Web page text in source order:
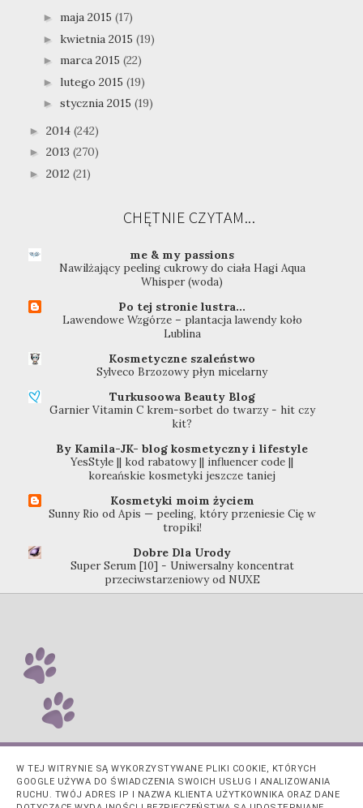
► maja 2015 (17)
► kwietnia 2015 (19)
► marca 2015 (22)
► lutego 2015 (19)
► stycznia 2015 (19)
► 2014 (242)
► 2013 (270)
► 2012 (21)
CHĘTNIE CZYTAM...
me & my passions
Nawilżający peeling cukrowy do ciała Hagi Aqua
Whisper (woda)
Po tej stronie lustra...
Lawendowe Wzgórze – plantacja lawendy koło
Lublina
Kosmetyczne szaleństwo
Sylveco Brzozowy płyn micelarny
Turkusoowa Beauty Blog
Garnier Vitamin C krem-sorbet do twarzy - hit czy
kit?
By Kamila-JK- blog kosmetyczny i lifestyle
YesStyle || kod rabatowy || influencer code ||
koreańskie kosmetyki jeszcze taniej
Kosmetyki moim życiem
Sunny Rio od Apis — peeling, który przeniesie Cię w
tropiki!
Dobre Dla Urody
Super Serum [10] - Uniwersalny koncentrat
przeciwstarzeniowy od NUXE
W TEJ WITRYNIE SĄ WYKORZYSTYWANE PLIKI COOKIE, KTÓRYCH
GOOGLE UŻYWA DO ŚWIADCZENIA SWOICH USŁUG I ANALIZOWANIA
RUCHU. TWÓJ ADRES IP I NAZWA KLIENTA UŻYTKOWNIKA ORAZ DANE